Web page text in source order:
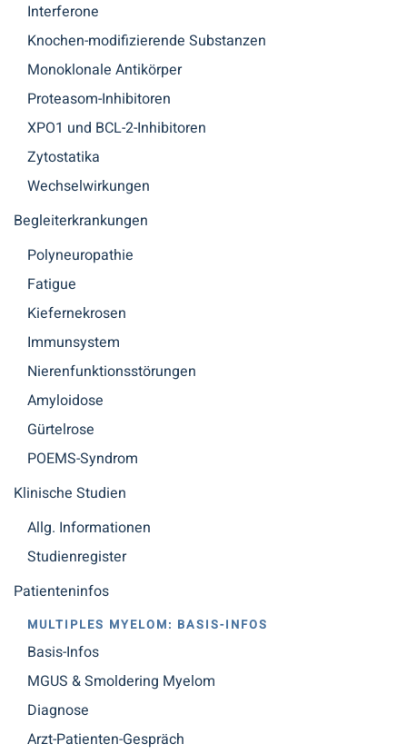
Interferone
Knochen-modifizierende Substanzen
Monoklonale Antikörper
Proteasom-Inhibitoren
XPO1 und BCL-2-Inhibitoren
Zytostatika
Wechselwirkungen
Begleiterkrankungen
Polyneuropathie
Fatigue
Kiefernekrosen
Immunsystem
Nierenfunktionsstörungen
Amyloidose
Gürtelrose
POEMS-Syndrom
Klinische Studien
Allg. Informationen
Studienregister
Patienteninfos
MULTIPLES MYELOM: BASIS-INFOS
Basis-Infos
MGUS & Smoldering Myelom
Diagnose
Arzt-Patienten-Gespräch